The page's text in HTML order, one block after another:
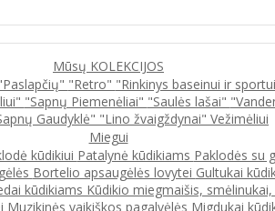
Mūsų KOLEKCIJOS
"Retro" "Rinkinys baseinui ir
"Sapnų Piemenėliai" "Saulės lašai"
Gaudyklė" "Lino žvaigždynai" Vežimėliui
Miegui
kūdikiui Patalynė kūdikiams Paklodės su
Bortelio apsaugėlės lovytei Gultukai
kūdikiams Kūdikio miegmaišis,
Muzikinės vaikiškos pagalvėlės Migdukai